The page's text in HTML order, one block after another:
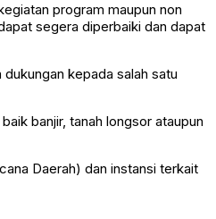
program maupun non
segera diperbaiki dan dapat
kepada salah satu
banjir, tanah longsor ataupun
Daerah) dan instansi terkait